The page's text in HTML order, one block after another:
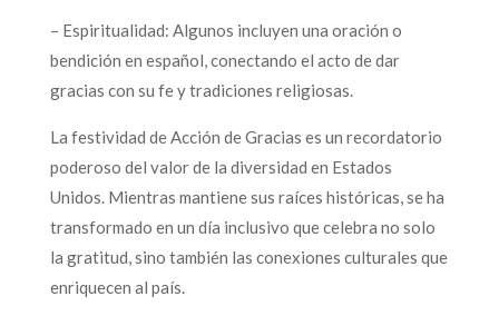
– Espiritualidad: Algunos incluyen una oración o
bendición en español, conectando el acto de dar
gracias con su fe y tradiciones religiosas.
La festividad de Acción de Gracias es un recordatorio
poderoso del valor de la diversidad en Estados
Unidos. Mientras mantiene sus raíces históricas, se ha
transformado en un día inclusivo que celebra no solo
la gratitud, sino también las conexiones culturales que
enriquecen al país.